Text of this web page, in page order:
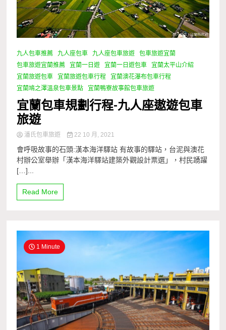
九人包車推薦 九人座包車 九人座包車旅遊
包車旅遊宜蘭
包車旅遊宜蘭推薦
宜蘭一日遊 宜蘭一日遊包車
宜蘭太平山介紹
宜蘭旅遊包車
宜蘭旅遊包車行程
宜蘭澳花瀑布包車行程
宜蘭鳩之澤溫泉包車景點
宜蘭鴨寮故事館包車旅遊
宜蘭包車規劃行程-九人座遨遊包車
旅遊
潘氏包車旅遊 22 10 月, 2021
會呼吸故事的石頭:漢本海洋驛站 有故事的驛站，台泥與澳花
村辦公室舉辦「漢本海洋驛站建築外觀設計票選」，村民踴躍
[…]...
Read More
1 Minute